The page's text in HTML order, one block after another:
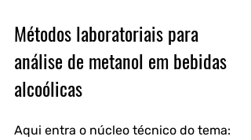
Métodos laboratoriais para
análise de metanol em bebidas
alcoólicas
Aqui entra o núcleo técnico do tema: